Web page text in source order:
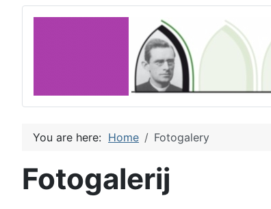
You are here: Home Fotogalery
Fotogalerij